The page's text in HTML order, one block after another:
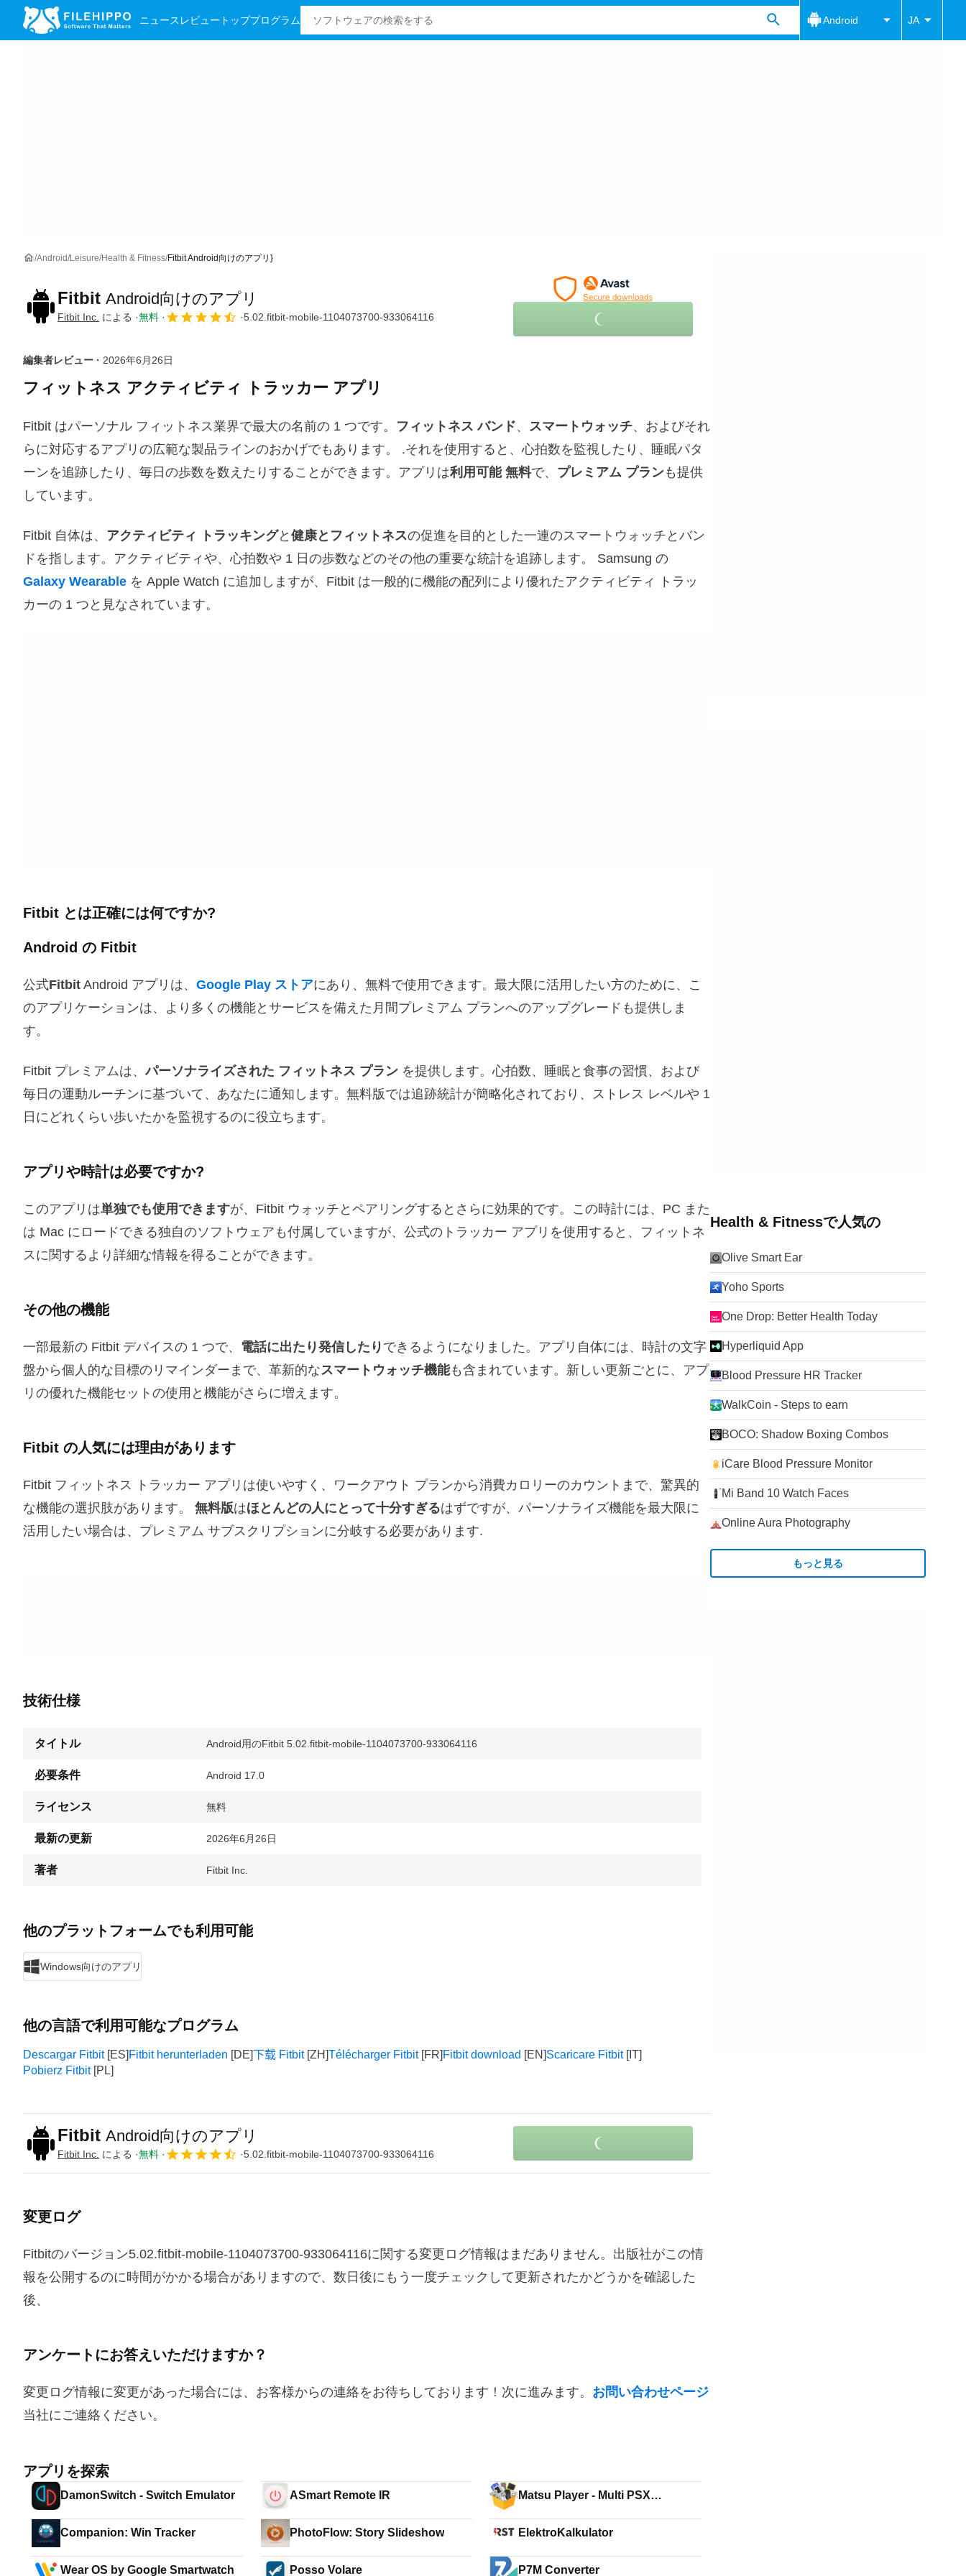
ニュース レビュー トッププログラム Android JA
Android Leisure Health & Fitness Fitbit Android向けのアプリ}
Fitbit Android向けのアプリ
Fitbit Inc. による 無料 5.02.fitbit-mobile-1104073700-933064116
編集者レビュー · 2026年6月26日
フィットネス アクティビティ トラッカー アプリ
Fitbit はパーソナル フィットネス業界で最大の名前の 1 つです。 フィットネス バンド、 スマートウォッチ、およびそれ
らに対応するアプリの広範な製品ラインのおかげでもあります。 .それを使用すると、心拍数を監視したり、睡眠パタ
ーンを追跡したり、毎日の歩数を数えたりすることができます。アプリは利用可能 無料で、 プレミアム プランも提供
しています。
Fitbit 自体は、 アクティビティ トラッキングと 健康とフィットネスの促進を目的とした一連のスマートウォッチとバン
ドを指します。アクティビティや、心拍数や 1 日の歩数などのその他の重要な統計を追跡します。 Samsung の
Galaxy Wearable を Apple Watch に追加しますが、Fitbit は一般的に機能の配列により優れたアクティビティ トラッ
カーの 1 つと見なされています。
Fitbit とは正確には何ですか?
Android の Fitbit
公式Fitbit Android アプリは、 Google Play ストアにあり、無料で使用できます。最大限に活用したい方のために、こ
のアプリケーションは、より多くの機能とサービスを備えた月間プレミアム プランへのアップグレードも提供しま
す。
Fitbit プレミアムは、パーソナライズされた フィットネス プラン を提供します。心拍数、睡眠と食事の習慣、および
毎日の運動ルーチンに基づいて、あなたに通知します。無料版では追跡統計が簡略化されており、ストレス レベルや 1
日にどれくらい歩いたかを監視するのに役立ちます。
アプリや時計は必要ですか?
このアプリは単独でも使用できますが、Fitbit ウォッチとペアリングするとさらに効果的です。この時計には、PC また
は Mac にロードできる独自のソフトウェアも付属していますが、公式のトラッカー アプリを使用すると、フィットネ
スに関するより詳細な情報を得ることができます。
その他の機能
一部最新の Fitbit デバイスの 1 つで、 電話に出たり発信したり できるようになりました。アプリ自体には、時計の文字
盤から個人的な目標のリマインダーまで、革新的なスマートウォッチ機能も含まれています。新しい更新ごとに、アプ
リの優れた機能セットの使用と機能がさらに増えます。
Fitbit の人気には理由があります
Fitbit フィットネス トラッカー アプリは使いやすく、ワークアウト プランから消費カロリーのカウントまで、驚異的
な機能の選択肢があります。 無料版はほとんどの人にとって十分すぎるはずですが、パーソナライズ機能を最大限に
活用したい場合は、プレミアム サブスクリプションに分岐する必要があります.
技術仕様
タイトル Android用のFitbit 5.02.fitbit-mobile-1104073700-933064116
必要条件 Android 17.0
ライセンス 無料
最新の更新 2026年6月26日
著者 Fitbit Inc.
他のプラットフォームでも利用可能
Windows向けのアプリ
他の言語で利用可能なプログラム
Descargar Fitbit Fitbit herunterladen 下载 Fitbit Télécharger Fitbit Fitbit download
Scaricare Fitbit
Pobierz Fitbit
Fitbit Android向けのアプリ
Fitbit Inc. による 無料 5.02.fitbit-mobile-1104073700-933064116
変更ログ
Fitbitのバージョン5.02.fitbit-mobile-1104073700-933064116に関する変更ログ情報はまだありません。出版社がこの情
報を公開するのに時間がかかる場合がありますので、数日後にもう一度チェックして更新されたかどうかを確認した
後、
アンケートにお答えいただけますか？
変更ログ情報に変更があった場合には、お客様からの連絡をお待ちしております！次に進みます。 お問い合わせページ
当社にご連絡ください。
アプリを探索
DamonSwitch - Switch Emulator ASmart Remote IR
Matsu Player - Multi PSX
Companion: Win Tracker
PhotoFlow: Story Slideshow ElektroKalkulator
Wear OS by Google Smartwatch Posso Volare P7M Converter
Health & Fitnessで人気の
Olive Smart Ear
Yoho Sports
One Drop: Better Health Today
Hyperliquid App
Blood Pressure HR Tracker
WalkCoin - Steps to earn
BOCO: Shadow Boxing Combos
iCare Blood Pressure Monitor
Mi Band 10 Watch Faces
Online Aura Photography
もっと見る